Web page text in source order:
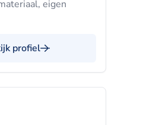
eigen
profiel